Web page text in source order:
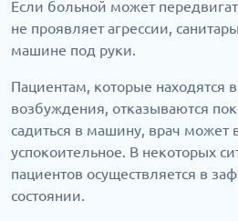
Если больной может
не проявляет агрессии,
машине под руки.
Пациентам, которые находятся
возбуждения, отказываются
садиться в машину, врач может
успокоительное. В некоторых
пациентов осуществляется в
состоянии.